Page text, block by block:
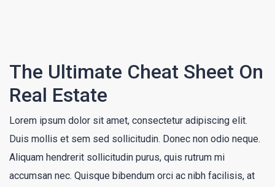
The Ultimate Cheat Sheet On
Real Estate
Lorem ipsum dolor sit amet, consectetur adipiscing elit.
Duis mollis et sem sed sollicitudin. Donec non odio neque.
Aliquam hendrerit sollicitudin purus, quis rutrum mi
accumsan nec. Quisque bibendum orci ac nibh facilisis, at